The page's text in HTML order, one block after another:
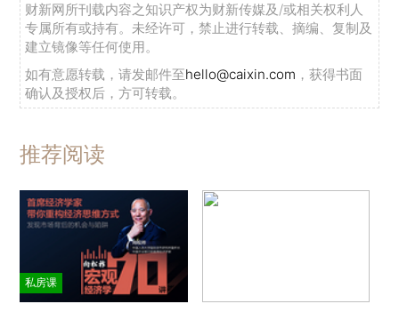
财新网所刊载内容之知识产权为财新传媒及/或相关权利人
专属所有或持有。未经许可，禁止进行转载、摘编、复制及
建立镜像等任何使用。
如有意愿转载，请发邮件至hello@caixin.com ，获得书面
确认及授权后，方可转载。
推荐阅读
私房课